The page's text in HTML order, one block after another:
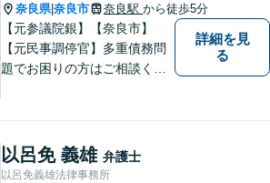
奈良県|奈良市 奈良駅 から徒歩5分
【元参議院銀】【奈良市】
【元民事調停官】多重債務問
題でお困りの方はご相談くだ
たら、一度ご相談ください。
詳細を見
る
以呂免 義雄 弁護士
以呂免義雄法律事務所